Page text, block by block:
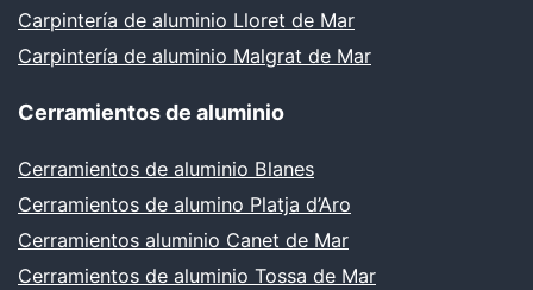
Carpintería de aluminio Lloret de Mar
Carpintería de aluminio Malgrat de Mar
Cerramientos de aluminio
Cerramientos de aluminio Blanes
Cerramientos de alumino Platja d’Aro
Cerramientos aluminio Canet de Mar
Cerramientos de aluminio Tossa de Mar